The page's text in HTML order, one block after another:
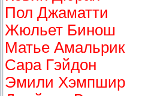
Пол Джаматти
Жюльет Бинош
Матье Амальрик
Сара Гэйдон
Эмили Хэмпшир